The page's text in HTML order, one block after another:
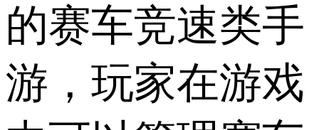
的赛车竞速类手
游，玩家在游戏